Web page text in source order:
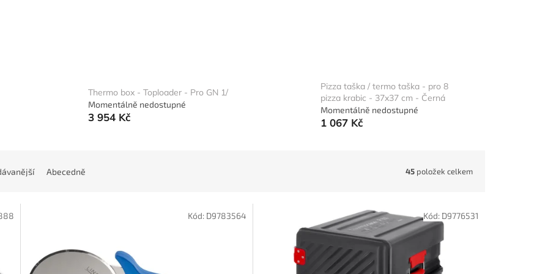
Thermo box - Toploader - Pro GN 1/
Momentálně nedostupné
3 954 Kč
Pizza taška / termo taška - pro 8
pizza krabic - 37x37 cm - Černá
Momentálně nedostupné
1 067 Kč
Abecedně 45 položek celkem
Kód: D9783564 Kód: D9776531